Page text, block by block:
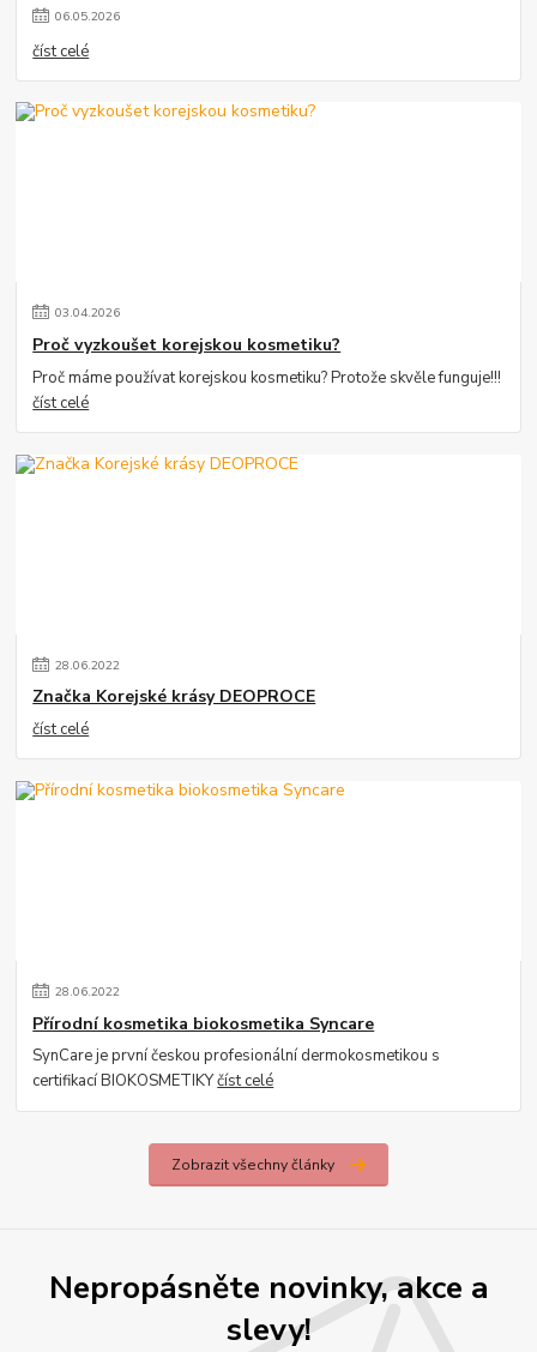
06.05.2026
číst celé
03.04.2026
Proč vyzkoušet korejskou kosmetiku?
Proč máme používat korejskou kosmetiku? Protože skvěle funguje!!!
číst celé
28.06.2022
Značka Korejské krásy DEOPROCE
číst celé
28.06.2022
Přírodní kosmetika biokosmetika Syncare
SynCare je první českou profesionální dermokosmetikou s
certifikací BIOKOSMETIKYčíst celé
Zobrazit všechny články
Nepropásněte novinky, akce a
slevy!